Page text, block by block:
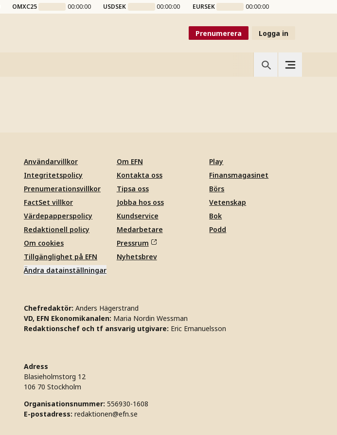
OMXC25 00:00:00 USDSEK 00:00:00 EURSEK 00:00:00
Prenumerera Logga in
Användarvillkor
Integritetspolicy
Prenumerationsvillkor
FactSet villkor
Värdepapperspolicy
Redaktionell policy
Om cookies
Tillgänglighet på EFN
Ändra datainställningar
Om EFN
Kontakta oss
Tipsa oss
Jobba hos oss
Kundservice
Medarbetare
Pressrum
Nyhetsbrev
Play
Finansmagasinet
Börs
Vetenskap
Bok
Podd
Chefredaktör: Anders Hägerstrand
VD, EFN Ekonomikanalen: Maria Nordin Wessman
Redaktionschef och tf ansvarig utgivare: Eric Emanuelsson
Adress
Blasieholmstorg 12
106 70 Stockholm
Organisationsnummer: 556930-1608
E-postadress: redaktionen@efn.se